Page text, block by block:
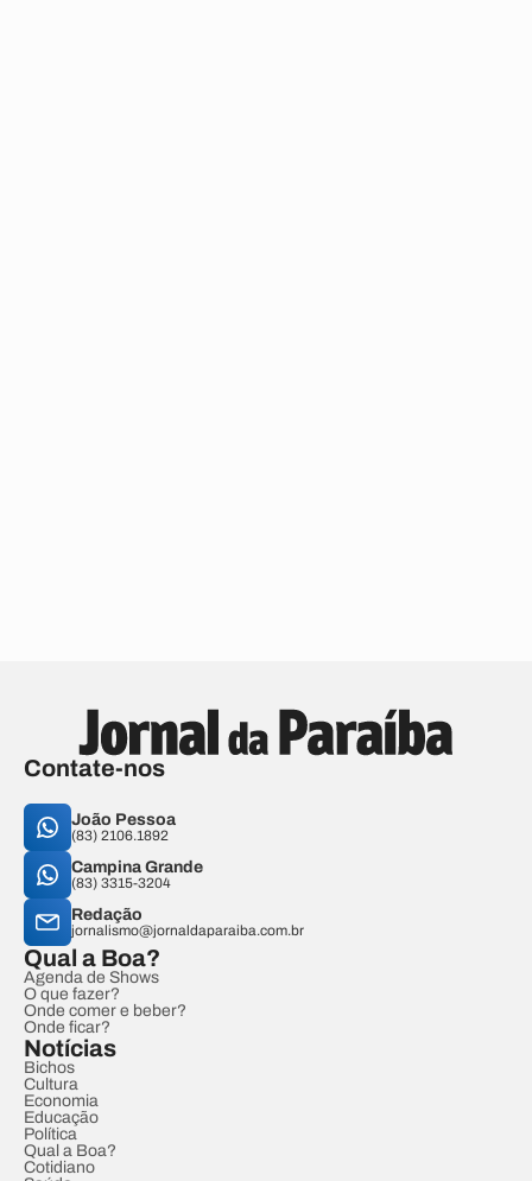
Contate-nos
João Pessoa
(83) 2106.1892
Campina Grande
(83) 3315-3204
Redação
jornalismo@jornaldaparaiba.com.br
Qual a Boa?
Agenda de Shows
O que fazer?
Onde comer e beber?
Onde ficar?
Notícias
Bichos
Cultura
Economia
Educação
Política
Qual a Boa?
Cotidiano